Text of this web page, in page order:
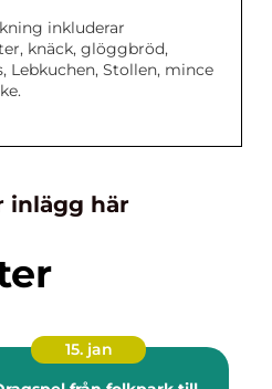
inkluderar
knäck, glöggbröd,
Lebkuchen, Stollen, mince
inlägg här
15. jan